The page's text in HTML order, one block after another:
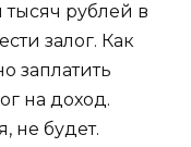
рублей в
залог. Как
заплатить
на доход.
не будет.